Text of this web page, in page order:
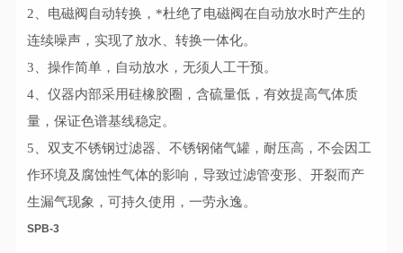
2、电磁阀自动转换，*杜绝了电磁阀在自动放水时产生的
连续噪声，实现了放水、转换一体化。
3、操作简单，自动放水，无须人工干预。
4、仪器内部采用硅橡胶圈，含硫量低，有效提高气体质
量，保证色谱基线稳定。
5、双支不锈钢过滤器、不锈钢储气罐，耐压高，不会因工
作环境及腐蚀性气体的影响，导致过滤管变形、开裂而产
生漏气现象，可持久使用，一劳永逸。
SPB-3